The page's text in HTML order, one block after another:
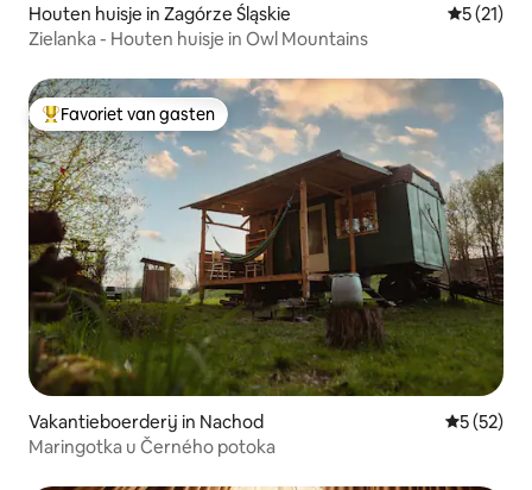
Houten huisje in Zagórze Śląskie
5 (21)
Zielanka - Houten huisje in Owl Mountains
Topfavoriet van gasten
Favoriet van gasten
Vakantieboerderij in Nachod
5 (52)
Maringotka u Černého potoka